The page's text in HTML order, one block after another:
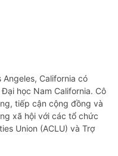
California có
học Nam California. Cô
tiếp cận cộng đồng và
xã hội với các tổ chức
Union (ACLU) và Trợ